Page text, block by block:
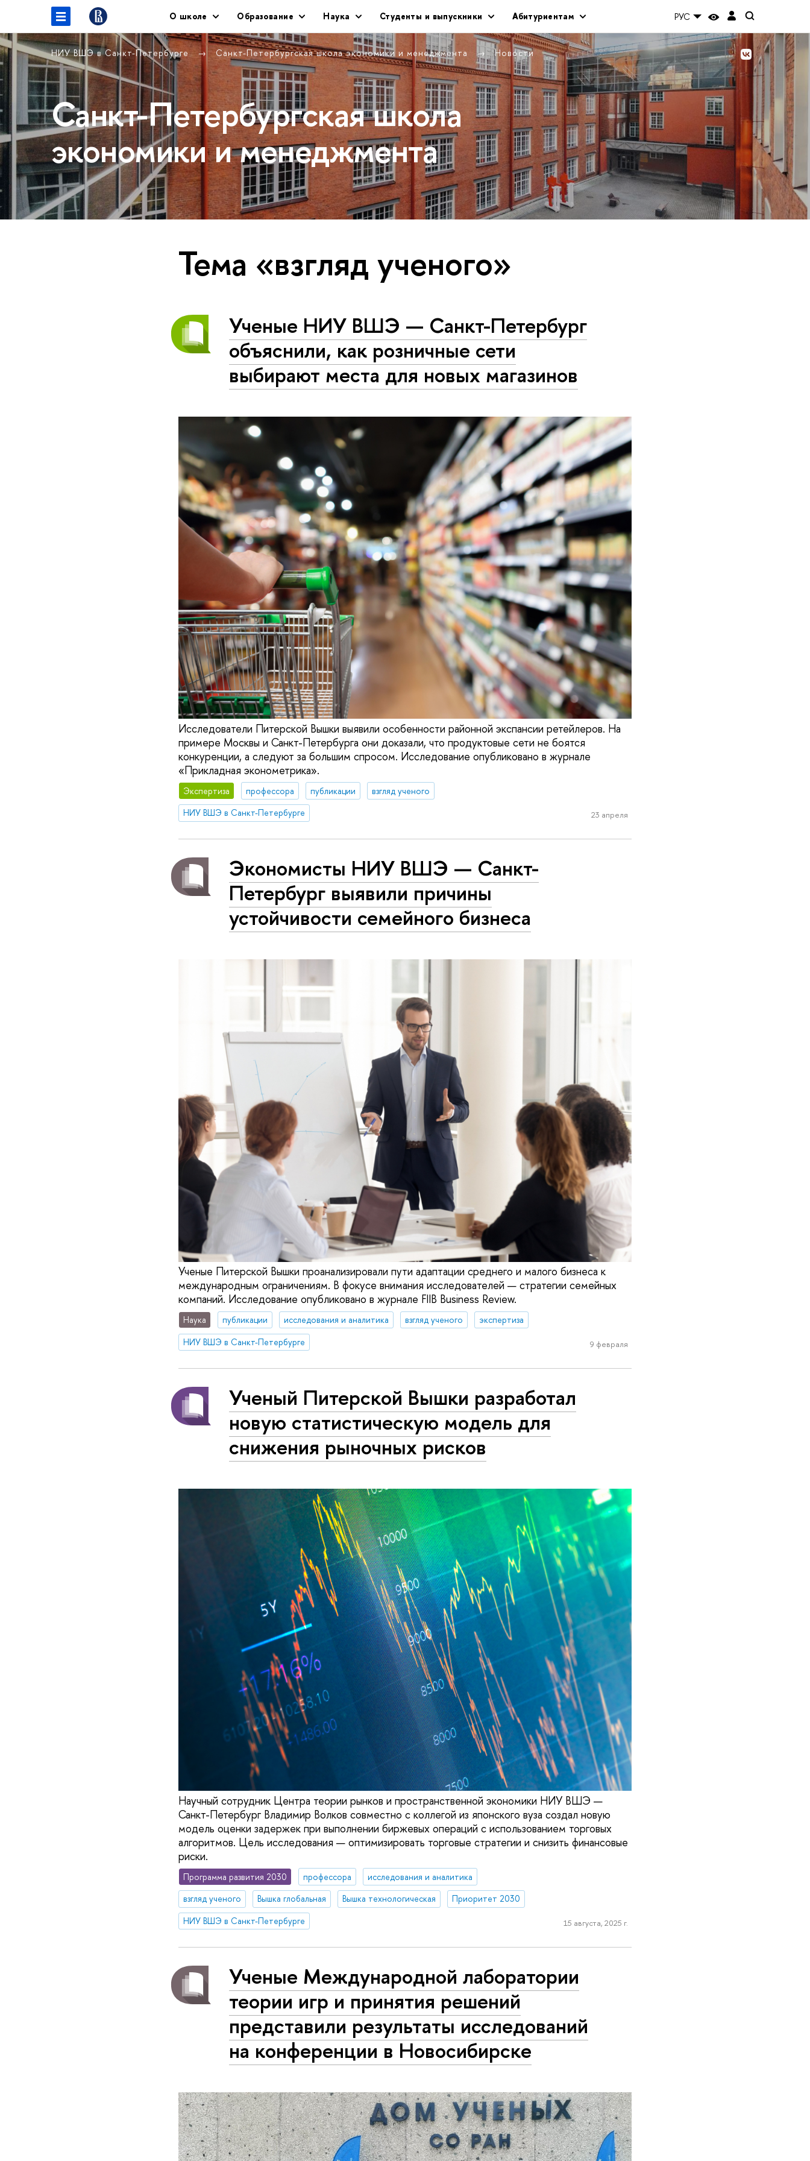
О школе Образование Наука Студенты и выпускники Абитуриентам РУС
НИУ ВШЭ в Санкт-Петербурге Санкт-Петербургская школа экономики и менеджмента Новости
Санкт-Петербургская школа
экономики и менеджмента
Тема «взгляд ученого»
Ученые НИУ ВШЭ — Санкт-Петербург
объяснили, как розничные сети
выбирают места для новых магазинов
Исследователи Питерской Вышки выявили особенности районной экспансии ретейлеров. На
примере Москвы и Санкт-Петербурга они доказали, что продуктовые сети не боятся
конкуренции, а следуют за большим спросом. Исследование опубликовано в журнале
«Прикладная эконометрика».
Экспертиза профессора публикации
взгляд ученого
НИУ ВШЭ в Санкт-Петербурге
23 апреля
Экономисты НИУ ВШЭ — Санкт-
Петербург выявили причины
устойчивости семейного бизнеса
Ученые Питерской Вышки проанализировали пути адаптации среднего и малого бизнеса к
международным ограничениям. В фокусе внимания исследователей — стратегии семейных
компаний. Исследование опубликовано в журнале FIIB Business Review.
Наука публикации исследования и аналитика взгляд ученого
экспертиза
НИУ ВШЭ в Санкт-Петербурге
9 февраля
Ученый Питерской Вышки разработал
новую статистическую модель для
снижения рыночных рисков
Научный сотрудник Центра теории рынков и пространственной экономики НИУ ВШЭ —
Санкт-Петербург Владимир Волков совместно с коллегой из японского вуза создал новую
модель оценки задержек при выполнении биржевых операций с использованием торговых
алгоритмов. Цель исследования — оптимизировать торговые стратегии и снизить финансовые
риски.
Программа развития 2030 профессора
исследования и аналитика
взгляд ученого
Вышка глобальная Вышка технологическая
Приоритет 2030
НИУ ВШЭ в Санкт-Петербурге
15 августа, 2025 г.
Ученые Международной лаборатории
теории игр и принятия решений
представили результаты исследований
на конференции в Новосибирске